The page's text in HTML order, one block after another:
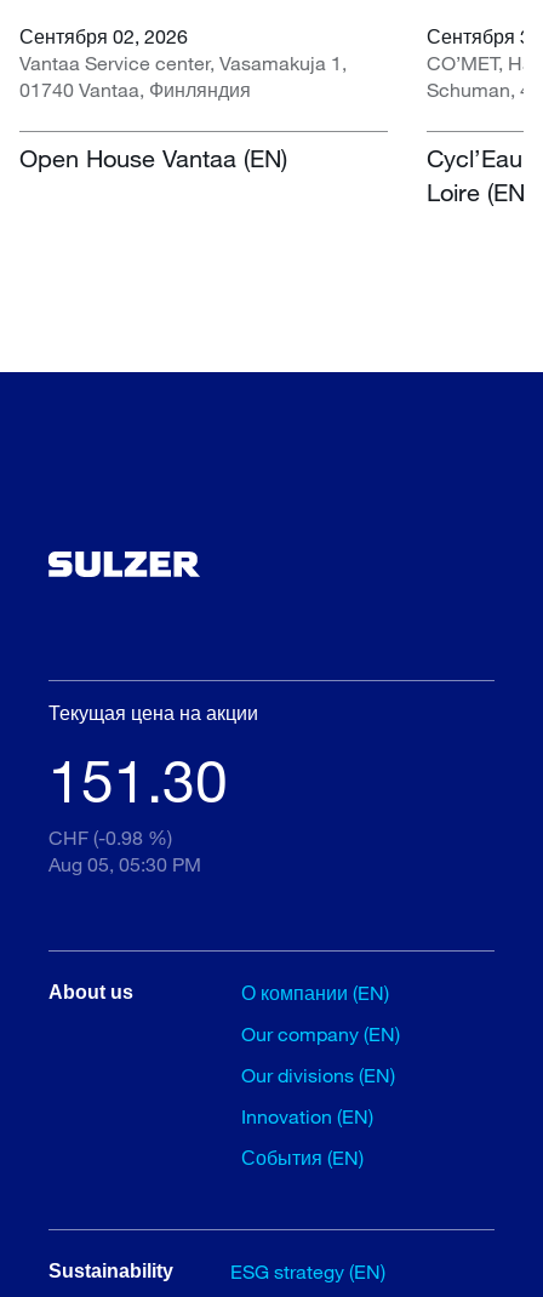
Сентября 02, 2026
Vantaa Service center, Vasamakuja 1,
01740 Vantaa, Финляндия
Open House Vantaa (EN)
Сентября
CO’MET,
Schuman,
Cycl’Eau
Loire (EN)
Текущая цена на акции
151.30
CHF (-0.98 %)
Aug 05, 05:30 PM
About us
О компании (EN)
Our company (EN)
Our divisions (EN)
Innovation (EN)
События (EN)
Sustainability
ESG strategy (EN)